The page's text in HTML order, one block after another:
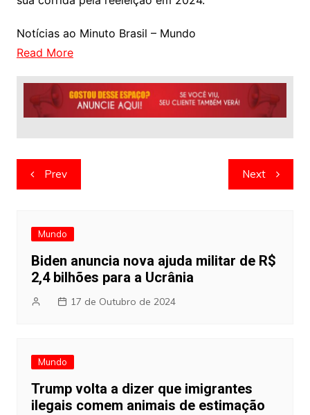
Notícias ao Minuto Brasil – Mundo
Read More
Navegação
de
Prev Next
Mundo
Biden anuncia nova ajuda militar de R$
2,4 bilhões para a Ucrânia
17 de Outubro de 2024
Mundo
Trump volta a dizer que imigrantes
ilegais comem animais de estimação